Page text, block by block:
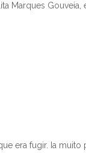
Marques Gouveia,
era fugir. Ia muito